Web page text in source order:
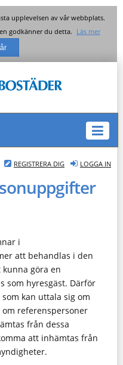
upplevelsen av vår webbplats.
godkänner du detta.
Läs mer
LOGGA IN
REGISTRERA DIG
i
att behandlas i den
göra en
som hyresgäst. Därför
kan uttala sig om
referenspersoner
från dessa
att inhämtas från